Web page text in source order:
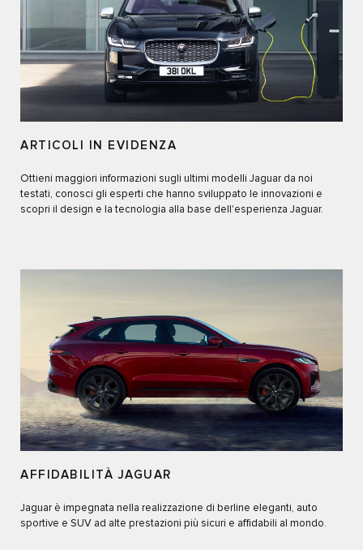
ARTICOLI IN EVIDENZA
Ottieni maggiori informazioni sugli ultimi modelli Jaguar da noi
testati, conosci gli esperti che hanno sviluppato le innovazioni e
scopri il design e la tecnologia alla base dell'esperienza Jaguar.
AFFIDABILITÀ JAGUAR
Jaguar è impegnata nella realizzazione di berline eleganti, auto
sportive e SUV ad alte prestazioni più sicuri e affidabili al mondo.